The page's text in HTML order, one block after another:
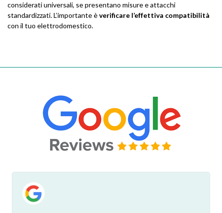
considerati universali, se presentano misure e attacchi
standardizzati. L’importante èverificare l’effettiva compatibilità
con il tuo elettrodomestico.